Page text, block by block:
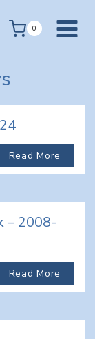
0
Read More
– 2008-
Read More